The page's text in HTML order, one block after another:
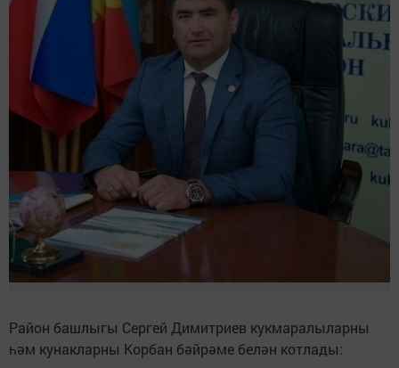
Район башлыгы Сергей Димитриев кукмаралыларны
һәм кунакларны Корбан бәйрәме белән котлады: